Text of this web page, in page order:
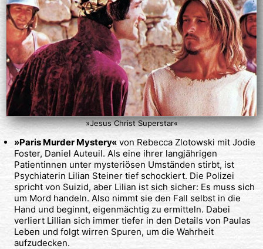
»Jesus Christ Superstar«
»Paris Murder Mystery«von Rebecca Zlotowski mit Jodie
Foster, Daniel Auteuil. Als eine ihrer langjährigen
Patientinnen unter mysteriösen Umständen stirbt, ist
Psychiaterin Lilian Steiner tief schockiert. Die Polizei
spricht von Suizid, aber Lilian ist sich sicher: Es muss sich
um Mord handeln. Also nimmt sie den Fall selbst in die
Hand und beginnt, eigenmächtig zu ermitteln. Dabei
verliert Lillian sich immer tiefer in den Details von Paulas
Leben und folgt wirren Spuren, um die Wahrheit
aufzudecken.